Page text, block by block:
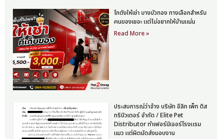
โกดังให้เช่า บางบัวทอง ทางเลือกสำหรับ
คนของเยอะ แต่ไม่อยากให้บ้านแน่น
Read More »
ประสบการณ์ว่าจ้าง บริษัท อีลิท เพ็ท ดิส
ทริบิวเตอร์ จำกัด / Elite Pet
Distributor ทำเฟอร์นิเจอร์โรงแรม
แมว แต่ผิดนัดส่งมอบงาน